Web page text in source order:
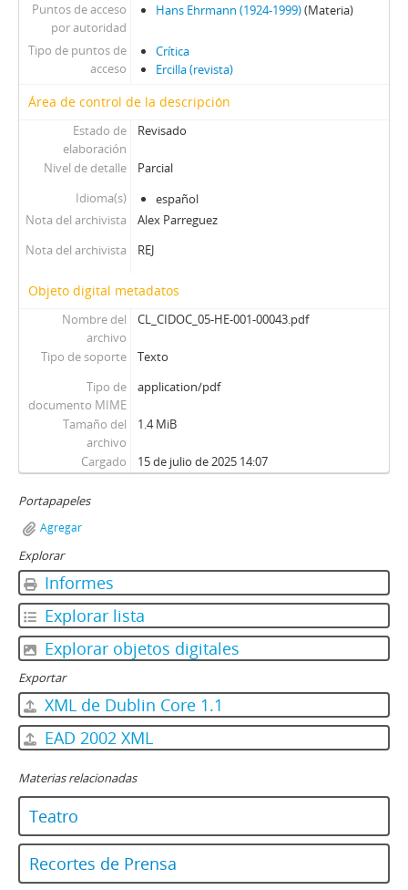
00115 - ANTACH Cita En Octubre
00116 - Apoteosis Del Lugar Común
002 - Teatro Chileno 71-80
004 - Teatro Chileno 91-98
Puntos de acceso
por autoridad
Hans Ehrmann (1924-1999)(Materia)
Tipo de puntos de
acceso
Crítica
Ercilla (revista)
Área de control de la descripción
Estado de
elaboración
Revisado
Nivel de detalle
Parcial
Idioma(s)
español
Nota del archivista
Alex Parreguez
Nota del archivista
REJ
Objeto digital metadatos
Nombre del
archivo
CL_CIDOC_05-HE-001-00043.pdf
Tipo de soporte
Texto
Tipo de
documento MIME
application/pdf
Tamaño del
archivo
1.4 MiB
Cargado 15 de julio de 2025 14:07
Portapapeles
Agregar
Explorar
Informes
Explorar lista
Explorar objetos digitales
Exportar
XML de Dublin Core 1.1
EAD 2002 XML
Materias relacionadas
Teatro
Recortes de Prensa